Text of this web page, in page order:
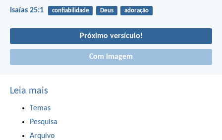
Isaías 25:1 confiabilidade Deus adoração
Próximo versículo!
Com imagem
Leia mais
Temas
Pesquisa
Arquivo